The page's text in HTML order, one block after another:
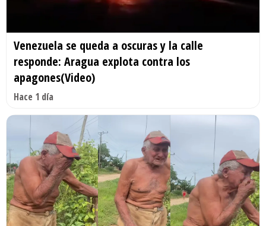
Venezuela se queda a oscuras y la calle
responde: Aragua explota contra los
apagones(Video)
Hace 1 día